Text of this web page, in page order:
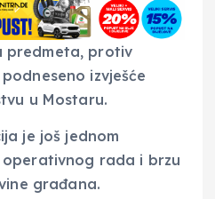
predmeta, protiv
izvješće
u Mostaru.
je još jednom
rada i brzu
građana.